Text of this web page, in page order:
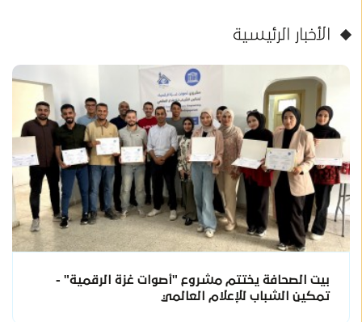
الأخبار الرئيسية
بيت الصحافة يختتم مشروع "أصوات غزة الرقمية" -
تمكين الشباب للإعلام العالمي